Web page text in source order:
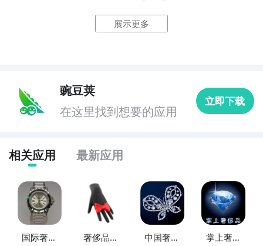
3. 《唯品会》：唯品会是中国领先的特卖会购物平台，
4. 《聚美优品》：聚美优品是一个集美妆、个护、家居
等品类的网上购物平台，提供正品保证和优惠折扣。用
活用品，享受到线上购物的便利和实惠。
5. 《京东》：京东是中国最大的综合性电商平台之一，
提供各类商品的在线购物服务。用户可以在京东上购买
到从日常用品、数码产品到奢侈品牌的商品，享受到全
方位的购物保障和便捷的配送服务。
展示更多
豌豆荚
在这里找到想要的应用
立即下载
相关应用 最新应用
国际奢侈
奢侈品商
中国奢侈
掌上奢侈